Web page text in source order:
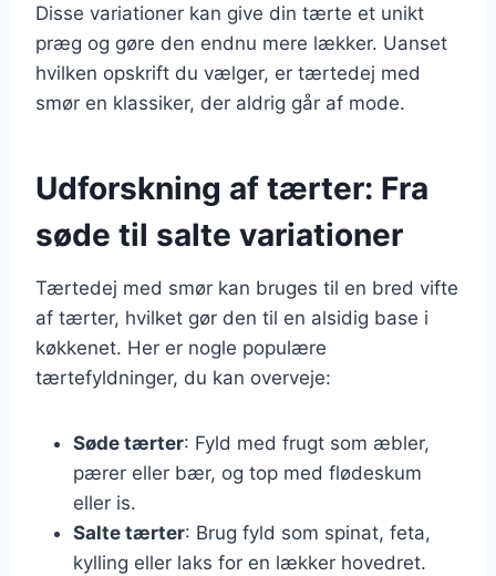
Disse variationer kan give din tærte et unikt
præg og gøre den endnu mere lækker. Uanset
hvilken opskrift du vælger, er tærtedej med
smør en klassiker, der aldrig går af mode.
Udforskning af tærter: Fra
søde til salte variationer
Tærtedej med smør kan bruges til en bred vifte
af tærter, hvilket gør den til en alsidig base i
køkkenet. Her er nogle populære
tærtefyldninger, du kan overveje:
Søde tærter: Fyld med frugt som æbler,
pærer eller bær, og top med flødeskum
eller is.
Salte tærter: Brug fyld som spinat, feta,
kylling eller laks for en lækker hovedret.